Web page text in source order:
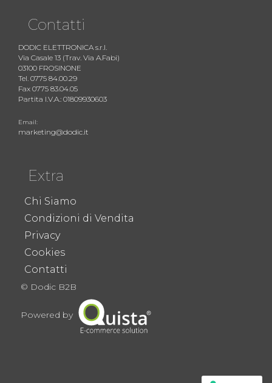
Contatti
DODIC ELETTRONICA s.r.l.
Via Casale 13 (Trav. Via A.Fabi)
03100 FROSINONE
Tel. 0775 84.00.29
Fax 0775 83.04.05
Partita I.V.A.: 01809930603
Email:
marketing@dodic.it
Extra
Chi Siamo
Condizioni di Vendita
Privacy
Cookies
Contatti
© Dodic B2B
Powered by